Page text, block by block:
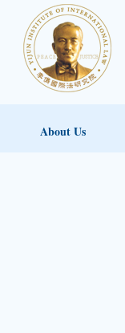
About Us